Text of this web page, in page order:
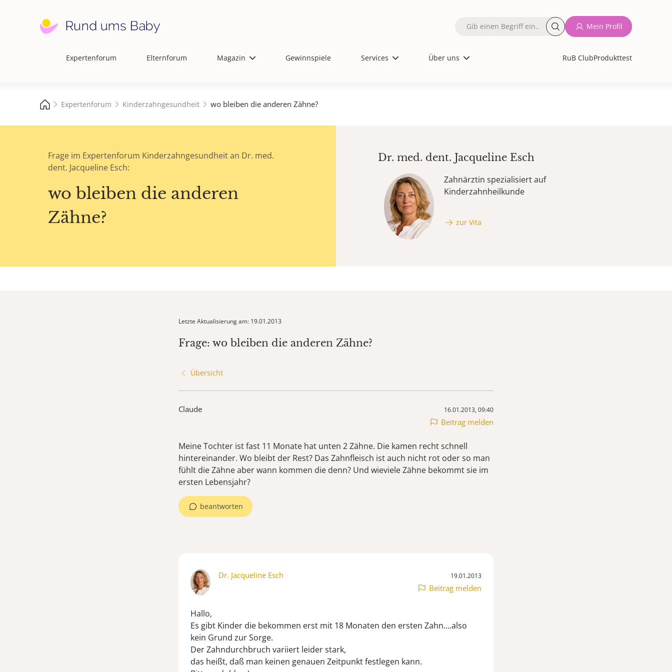
Hauptnavigation
Expertenforum Elternforum Magazin Gewinnspiele Services Über uns RuB ClubProdukttest
Fulltext
Mein Profil
Expertenforum Kinderzahngesundheit wo bleiben die anderen Zähne?
Frage im Expertenforum Kinderzahngesundheit an Dr. med.
dent. Jacqueline Esch:
wo bleiben die anderen
Zähne?
Dr. med. dent. Jacqueline Esch
Zahnärztin spezialisiert auf
Kinderzahnheilkunde
zur Vita
Letzte Aktualisierung am: 19.01.2013
Frage: wo bleiben die anderen Zähne?
Übersicht
Claude 16.01.2013, 09:40
Beitrag melden
Meine Tochter ist fast 11 Monate hat unten 2 Zähne. Die kamen recht schnell
hintereinander. Wo bleibt der Rest? Das Zahnfleisch ist auch nicht rot oder so man
fühlt die Zähne aber wann kommen die denn? Und wieviele Zähne bekommt sie im
ersten Lebensjahr?
beantworten
Dr. Jacqueline Esch 19.01.2013
Beitrag melden
Hallo,
Es gibt Kinder die bekommen erst mit 18 Monaten den ersten Zahn....also
kein Grund zur Sorge.
Der Zahndurchbruch variiert leider stark,
das heißt, daß man keinen genauen Zeitpunkt festlegen kann.